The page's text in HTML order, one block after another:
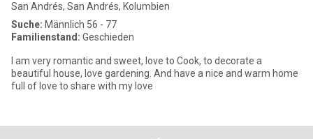
San Andrés, San Andrés, Kolumbien
Suche: Männlich 56 - 77
Familienstand: Geschieden
I am very romantic and sweet, love to Cook, to decorate a
beautiful house, love gardening. And have a nice and warm home
full of love to share with my love